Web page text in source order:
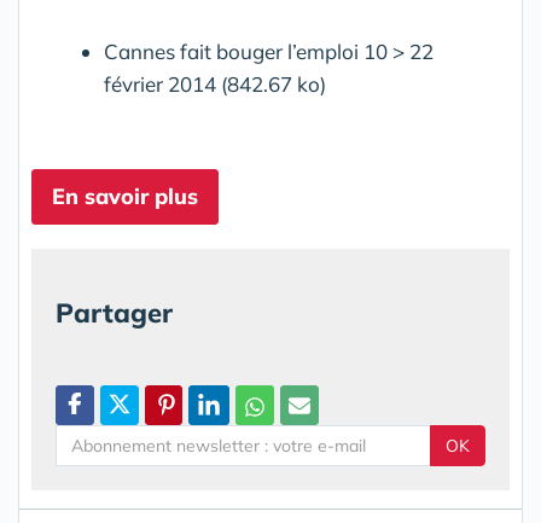
Cannes fait bouger l’emploi 10 > 22
février 2014 (842.67 ko)
En savoir plus
Partager
OK